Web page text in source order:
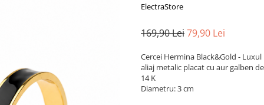
ElectraStore
169,90 Lei79,90 Lei
Cercei Hermina Black&Gold -
aliaj metalic placat cu aur galben de
14 K
Diametru: 3 cm